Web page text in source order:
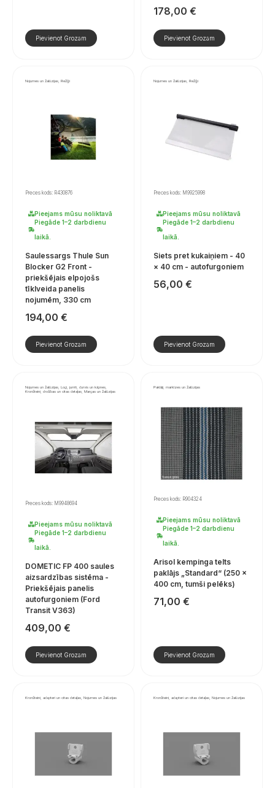
Pievienot Grozam
178,00 €
Pievienot Grozam
Nojumes un žalūzijas, Režģi
Preces kods: R430876
Pieejams mūsu noliktavā
Piegāde 1–2 darbdienu
laikā.
Saulessargs Thule Sun
Blocker G2 Front -
priekšējais elpojošs
tīklveida panelis
nojumēm, 330 cm
194,00 €
Pievienot Grozam
Nojumes un žalūzijas, Režģi
Preces kods: M9925998
Pieejams mūsu noliktavā
Piegāde 1–2 darbdienu
laikā.
Siets pret kukaiņiem - 40
× 40 cm - autofurgoniem
56,00 €
Pievienot Grozam
Nojumes un žalūzijas, Logi, jumti, durvis un kāpnes,
Kronšteini, drošības un citas detaļas, Margas un žalūzijas
Preces kods: M9948694
Pieejams mūsu noliktavā
Piegāde 1–2 darbdienu
laikā.
DOMETIC FP 400 saules
aizsardzības sistēma -
Priekšējais panelis
autofurgoniem (Ford
Transit V363)
409,00 €
Pievienot Grozam
Paklāji, markīzes un žalūzijas
Preces kods: R904324
Pieejams mūsu noliktavā
Piegāde 1–2 darbdienu
laikā.
Arisol kempinga telts
paklājs „Standard“ (250 ×
400 cm, tumši pelēks)
71,00 €
Pievienot Grozam
Kronšteini, adapteri un citas detaļas, Nojumes un žalūzijas Kronšteini, adapteri un citas detaļas, Nojumes un žalūzijas